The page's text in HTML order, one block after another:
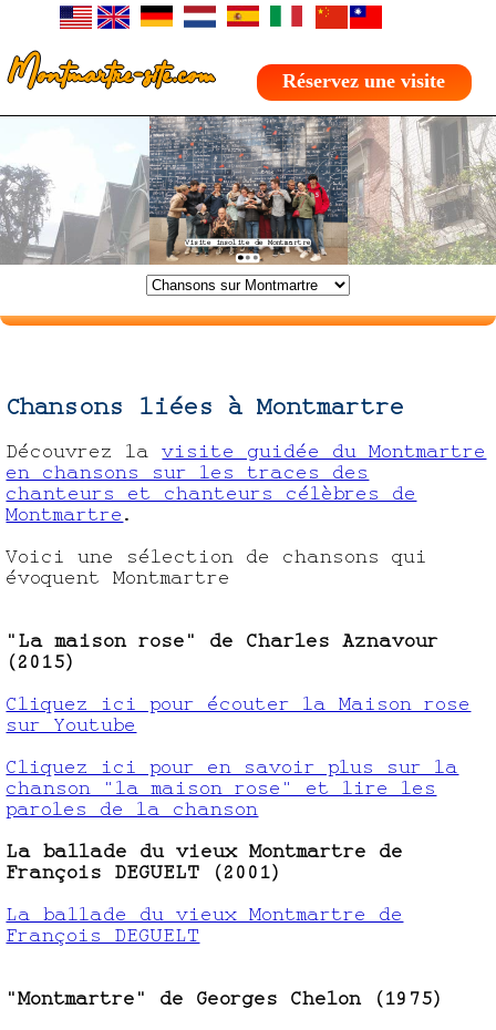
Montmartre-site.com
Chansons liées à Montmartre
Découvrez lavisite guidée du Montmartre
en chansons sur les traces des
chanteurs et chanteurs célèbres de
Montmartre .
Voici une sélection de chansons qui
évoquent Montmartre
"La maison rose" de Charles Aznavour
(2015)
Cliquez ici pour écouter la Maison rose
sur Youtube
Cliquez ici pour en savoir plus sur la
chanson "la maison rose" et lire les
paroles de la chanson
La ballade du vieux Montmartre de
François DEGUELT (2001)
La ballade du vieux Montmartre de
François DEGUELT
"Montmartre" de Georges Chelon (1975)
Réservez une visite